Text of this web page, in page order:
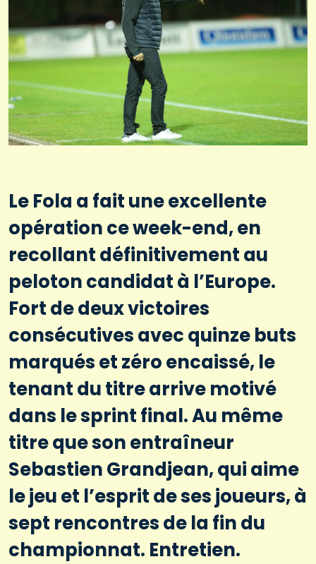
Le Fola a fait une excellente
opération ce week-end, en
recollant définitivement au
peloton candidat à l’Europe.
Fort de deux victoires
consécutives avec quinze buts
marqués et zéro encaissé, le
tenant du titre arrive motivé
dans le sprint final. Au même
titre que son entraîneur
Sebastien Grandjean, qui aime
le jeu et l’esprit de ses joueurs, à
sept rencontres de la fin du
championnat. Entretien.